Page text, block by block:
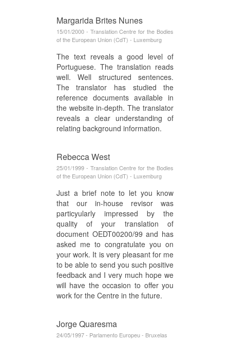
Margarida Brites Nunes
15/01/2000 - Translation Centre for the Bodies
of the European Union (CdT) - Luxemburg
The text reveals a good level of
Portuguese. The translation reads
well. Well structured sentences.
The translator has studied the
reference documents available in
the website in-depth. The translator
reveals a clear understanding of
relating background information.
Rebecca West
25/01/1999 - Translation Centre for the Bodies
of the European Union (CdT) - Luxemburg
Just a brief note to let you know
that our in-house revisor was
particyularly impressed by the
quality of your translation of
document OEDT00200/99 and has
asked me to congratulate you on
your work. It is very pleasant for me
to be able to send you such positive
feedback and I very much hope we
will have the occasion to offer you
work for the Centre in the future.
Jorge Quaresma
24/05/1997 - Parlamento Europeu - Bruxelas